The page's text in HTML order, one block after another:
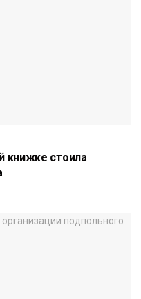
книжке стоила